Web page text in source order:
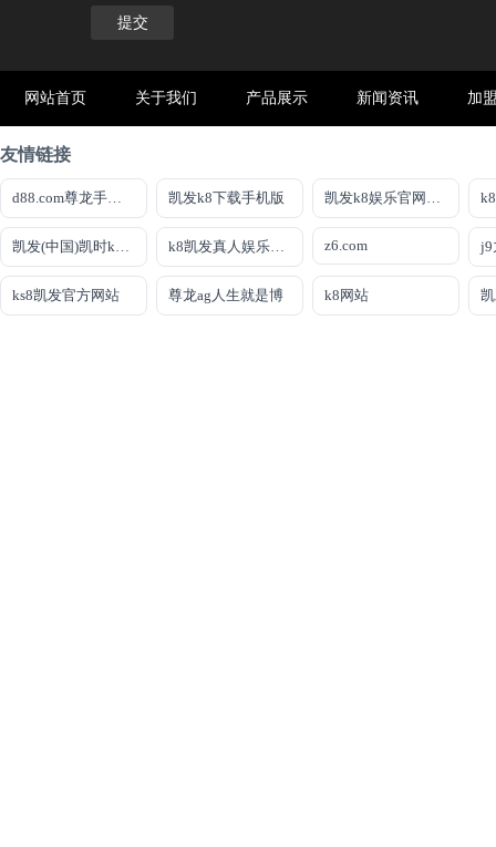
网站首页 关于我们 产品展示 新闻资讯 加
友情链接
d88.com尊龙手机appag旗舰厅 凯发k8下载手机版 凯发k8娱乐官网地址
凯发(中国)凯时kb官网登录 k8凯发真人娱乐手机app z6.com j9
ks8凯发官方网站 尊龙ag人生就是博 k8网站